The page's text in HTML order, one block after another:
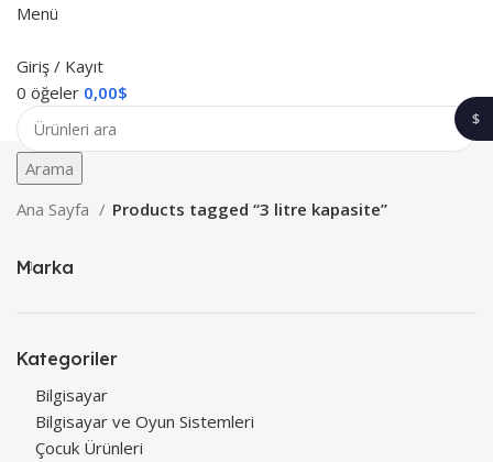
Menü
Giriş / Kayıt
0 öğeler 0,00$
Arama
Ana Sayfa
Products tagged “3 litre kapasite”
Marka
Kategoriler
Bilgisayar
Bilgisayar ve Oyun Sistemleri
Çocuk Ürünleri
$